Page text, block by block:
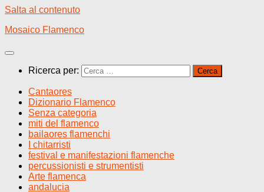
Salta al contenuto
Mosaico Flamenco
Ricerca per:
Cantaores
Dizionario Flamenco
Senza categoria
miti del flamenco
bailaores flamenchi
I chitarristi
festival e manifestazioni flamenche
percussionisti e strumentisti
Arte flamenca
andalucia